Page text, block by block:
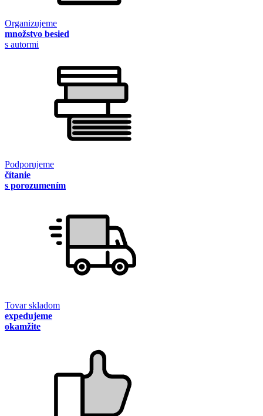
Organizujeme
množstvo besied
s autormi
Podporujeme
čítanie
s porozumením
Tovar skladom
expedujeme
okamžite